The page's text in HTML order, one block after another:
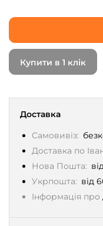
Доставка
Самовивіз:
Доставка по
Нова Пошта:
Укрпошта: від
Інформація про
Купити в 1 клік